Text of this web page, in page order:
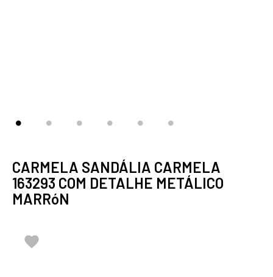
CARMELA SANDÁLIA CARMELA
163293 COM DETALHE METÁLICO
MARRóN
